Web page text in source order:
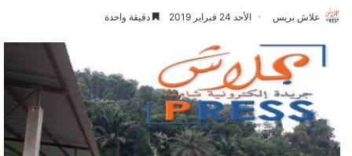
علاش بريس الأحد 24 فبراير 2019 دقيقة واحدة